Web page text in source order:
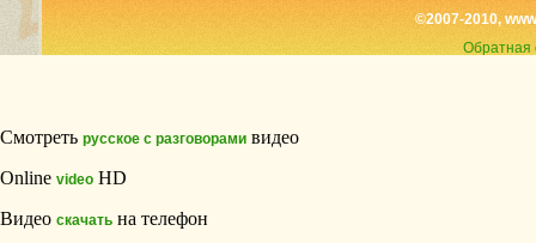
©2007-2010,
Обратная
Смотреть русское с разговорами видео
Online video HD
Видео скачать на телефон